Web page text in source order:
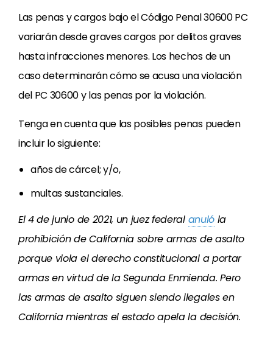
Las penas y cargos bajo el Código Penal 30600 PC
variarán desde graves cargos por delitos graves
hasta infracciones menores. Los hechos de un
caso determinarán cómo se acusa una violación
del PC 30600 y las penas por la violación.
Tenga en cuenta que las posibles penas pueden
incluir lo siguiente:
años de cárcel; y/o,
multas sustanciales.
El 4 de junio de 2021, un juez federal anulóla
prohibición de California sobre armas de asalto
porque viola el derecho constitucional a portar
armas en virtud de la Segunda Enmienda. Pero
las armas de asalto siguen siendo ilegales en
California mientras el estado apela la decisión.